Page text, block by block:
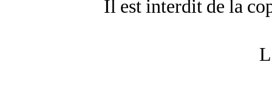
Il est interdit de la